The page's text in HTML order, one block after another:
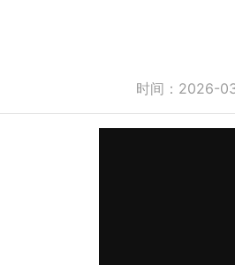
时间：2026-